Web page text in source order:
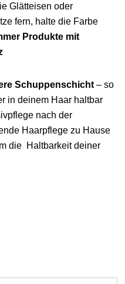
Glätteisen oder
fern, halte die Farbe
Produkte mit
Schuppenschicht – so
in deinem Haar haltbar
nach der
Haarpflege zu Hause
die Haltbarkeit deiner